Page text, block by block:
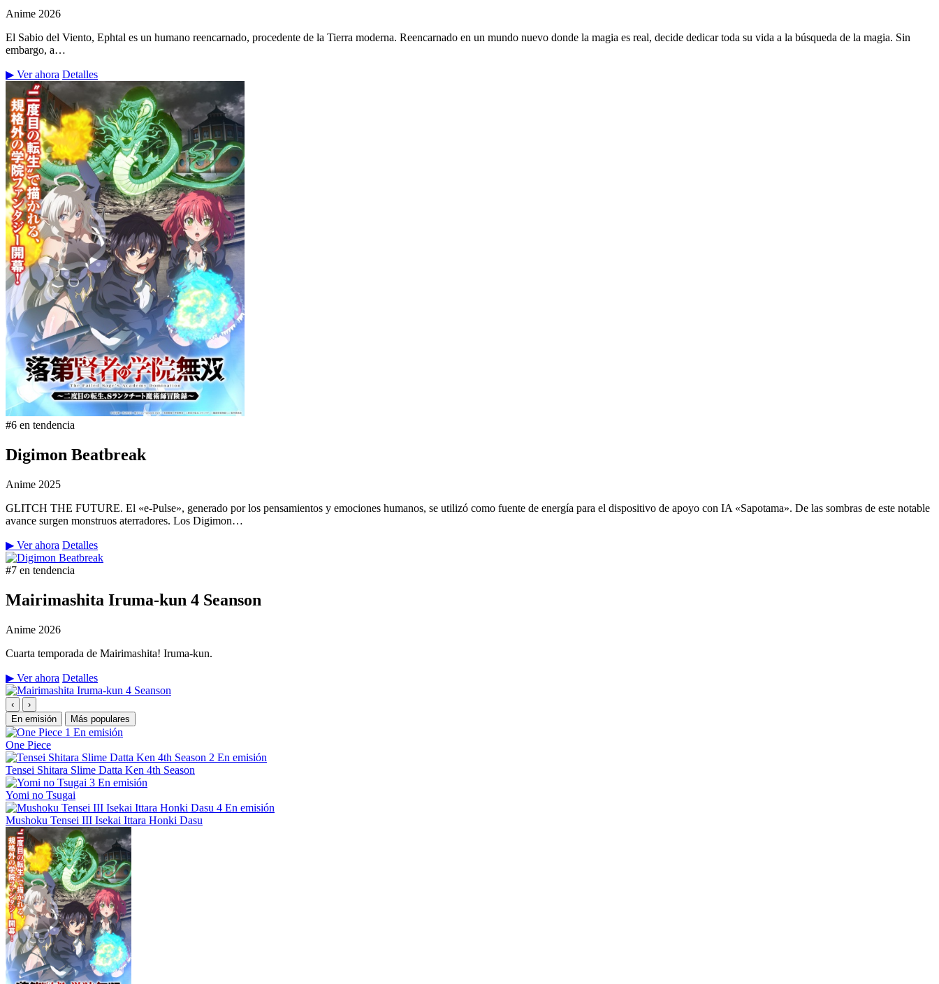
Anime 2026
El Sabio del Viento, Ephtal es un humano reencarnado, procedente de la Tierra moderna. Reencarnado en un mundo nuevo donde la magia es real, decide dedicar toda su vida a la búsqueda de la magia. Sin
embargo, a…
▶ Ver ahora Detalles
#6 en tendencia
Digimon Beatbreak
Anime 2025
GLITCH THE FUTURE. El «e-Pulse», generado por los pensamientos y emociones humanos, se utilizó como fuente de energía para el dispositivo de apoyo con IA «Sapotama». De las sombras de este notable
avance surgen monstruos aterradores. Los Digimon…
▶ Ver ahora Detalles
#7 en tendencia
Mairimashita Iruma-kun 4 Seanson
Anime 2026
Cuarta temporada de Mairimashita! Iruma-kun.
▶ Ver ahora Detalles
‹
›
En emisión
Más populares
1 En emisión
One Piece
2 En emisión
Tensei Shitara Slime Datta Ken 4th Season
3 En emisión
Yomi no Tsugai
4 En emisión
Mushoku Tensei III Isekai Ittara Honki Dasu